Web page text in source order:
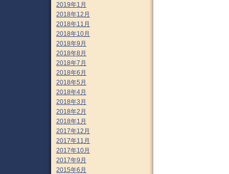
2019年1月
2018年12月
2018年11月
2018年10月
2018年9月
2018年8月
2018年7月
2018年6月
2018年5月
2018年4月
2018年3月
2018年2月
2018年1月
2017年12月
2017年11月
2017年10月
2017年9月
2015年6月